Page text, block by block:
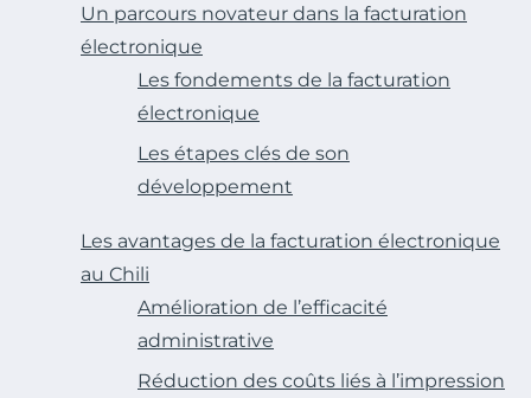
Un parcours novateur dans la facturation
électronique
Les fondements de la facturation
électronique
Les étapes clés de son
développement
Les avantages de la facturation électronique
au Chili
Amélioration de l’efficacité
administrative
Réduction des coûts liés à l’impression